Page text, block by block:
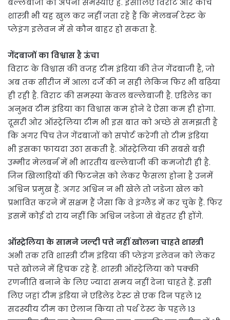
बल्लेबाजी की अपनी समस्याएं हैं. इसीलिए विराट और कोच
शास्त्री भी यह खुल कर नहीं जता रहे हैं कि मेलबर्न टेस्ट के
प्लेइंग इलेवन में से कौन बाहर हो सकता है.
गेंदबाजों का विश्वास है ऊंचा
विराट के विश्वास की वजह टीम इंडिया की तेज गेंदबाजी है, जो
अब तक सीरीज में आला दर्जे की न सही लेकिन फिर भी बढ़िया
ही रही है. विराट की समस्या केवल बल्लेबाजी है. एडिलेड का
अनुभव टीम इंडिया का विश्वास कम होने दे ऐसा कम ही होगा.
दूसरी ओर ऑस्ट्रेलिया टीम भी इस बात को अच्छे से समझती है
कि अगर पिच तेज गेंदबाजों को सपोर्ट करेगी तो टीम इंडिया
भी इसका फायदा उठा सकती है. ऑस्ट्रेलिया की सबसे बड़ी
उम्मीद मेलबर्न में भी भारतीय बल्लेबाजी की कमजोरी ही है.
जिन खिलाड़ियों की फिटनेस को लेकर फैसला होना है उनमें
अश्विन प्रमुख हैं. अगर अश्विन न भी खेले तो जडेजा खेल को
प्रभावित करने में सक्षम हैं जैसा कि वे इंग्लैंड में कर चुके हैं. फिर
इसमें कोई दो राय नहीं कि अश्विन जडेजा से बेहतर ही होंगे.
ऑस्ट्रेलिया के सामने जल्दी पत्ते नहीं खोलना चाहते शास्त्री
अभी तक रवि शास्त्री टीम इंडिया की प्लेइंग इलेवन को लेकर
पत्ते खोलने में हिचक रहे हैं. शास्त्री ऑस्ट्रेलिया को पक्की
रणनीति बनाने के लिए ज्यादा समय नहीं देना चाहते हैं. इसी
लिए जहां टीम इंडिया ने एडिलेड टेस्ट से एक दिन पहले 12
सदस्यीय टीम का ऐलान किया तो पर्थ टेस्ट के पहले 13